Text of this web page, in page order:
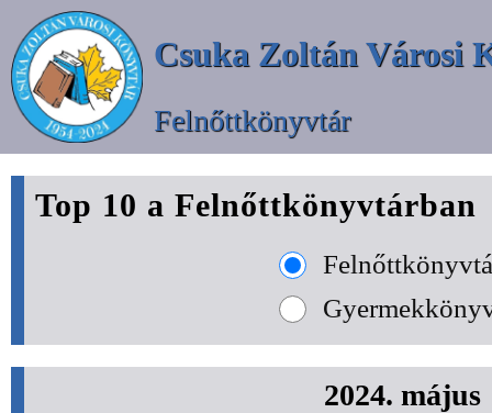
Csuka Zoltán Városi
Felnőttkönyvtár
Top 10 a Felnőttkönyvtárban
2024. május